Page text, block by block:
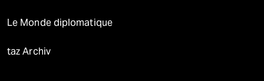
Le Monde diplomatique
taz Archiv